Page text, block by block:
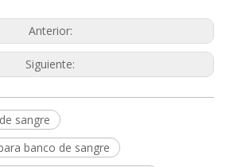
Anterior:
Siguiente:
sangre
banco de sangre